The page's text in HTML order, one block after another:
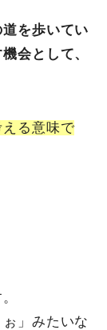
道を歩いてい
会として、
る意味で
」みたいな